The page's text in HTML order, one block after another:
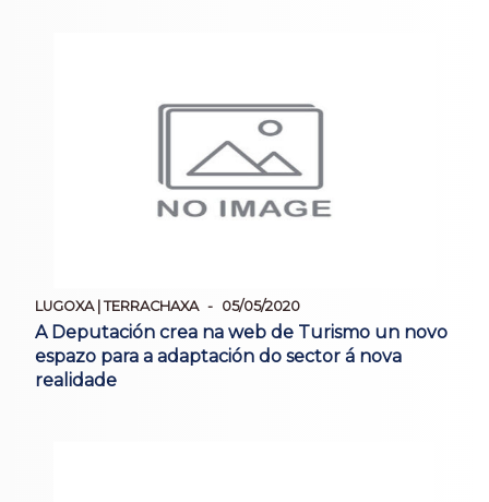
LUGOXA | TERRACHAXA 05/05/2020
A Deputación crea na web de Turismo un novo
espazo para a adaptación do sector á nova
realidade